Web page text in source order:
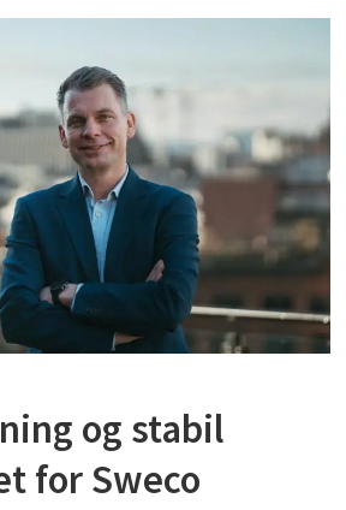
og stabil
for Sweco